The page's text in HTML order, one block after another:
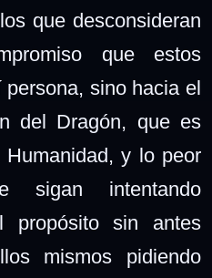
que desconsideran
que estos
sino hacia el
del Dragón, que es
y lo peor
intentando
propósito sin antes
mismos pidiendo